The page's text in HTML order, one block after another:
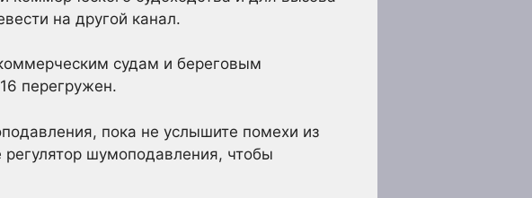
на другой канал.
судам и береговым
перегружен.
пока не услышите помехи из
регулятор шумоподавления, чтобы